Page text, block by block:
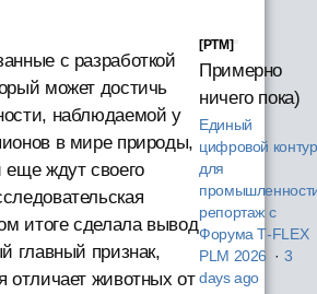
с разработкой
может достичь
наблюдаемой у
в мире природы,
ждут своего
итоге сделала вывод
главный признак,
отличает животных от
[PTM]
Примерно
ничего пока)
Единый
цифровой контур
для
репортаж с
Форума T‑FLEX
PLM 2026 · 3
days ago